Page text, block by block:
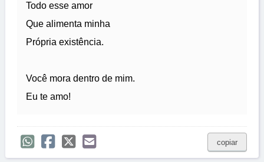
Todo esse amor
Que alimenta minha
Própria existência.
Você mora dentro de mim.
Eu te amo!
copiar